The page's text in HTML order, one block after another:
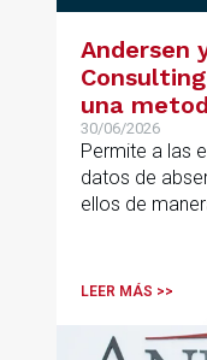
Andersen
una
reducir el
forma
sostenible
30/06/2026
Permite a las
datos de
ellos de
LEER MÁS >>